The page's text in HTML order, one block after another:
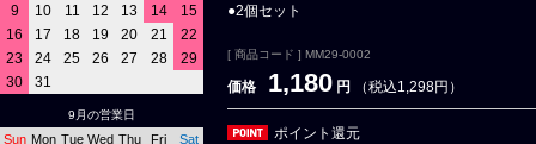
●2個セット
[ 商品コード ] MM29-0002
価格 1,180 円 （税込1,298円）
ポイント還元
9
10 11 12 13 14
15
16
17 18 19 20 21
22
23
24 25 26 27 28
29
30
31
9月の営業日
Sun Mon Tue Wed Thu Fri Sat